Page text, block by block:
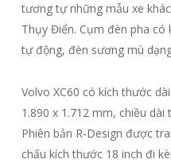
tương tự những mẫu xe
Thụy Điển. Cụm đèn pha có
tự động, đèn sương mù
Volvo XC60 có kích thước
1.890 x 1.712 mm, chiều
Phiên bản R-Design được
chấu kích thước 18 inch đi